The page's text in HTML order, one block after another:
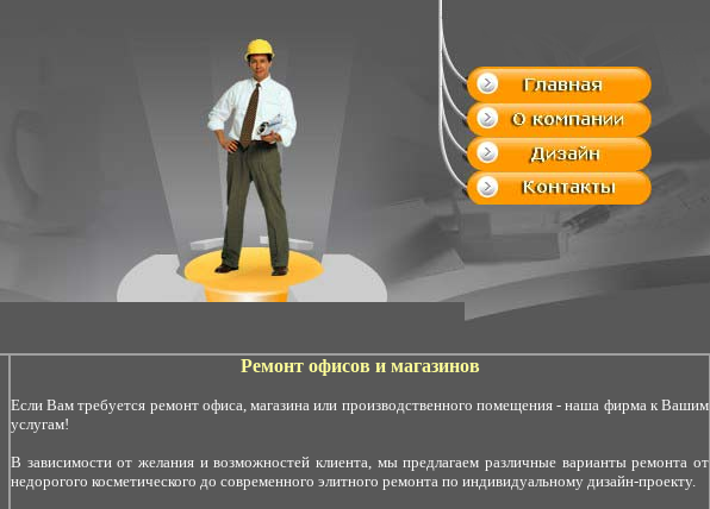
Ремонт офисов и магазинов
Если Вам требуется ремонт офиса, магазина или производственного помещения - наша фирма к Вашим
услугам!
В зависимости от желания и возможностей клиента, мы предлагаем различные варианты ремонта от
недорогого косметического до современного элитного ремонта по индивидуальному дизайн-проекту.